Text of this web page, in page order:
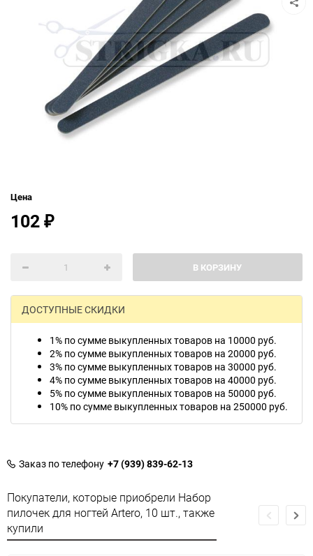
Цена
102 ₽
В КОРЗИНУ
ДОСТУПНЫЕ СКИДКИ
1% по сумме выкупленных товаров на 10000 руб.
2% по сумме выкупленных товаров на 20000 руб.
3% по сумме выкупленных товаров на 30000 руб.
4% по сумме выкупленных товаров на 40000 руб.
5% по сумме выкупленных товаров на 50000 руб.
10% по сумме выкупленных товаров на 250000 руб.
Заказ по телефону +7 (939) 839-62-13
Покупатели, которые приобрели Набор
пилочек для ногтей Artero, 10 шт., также
купили